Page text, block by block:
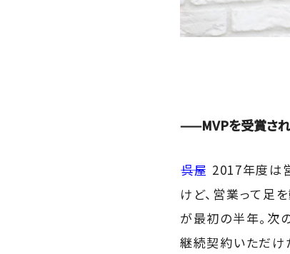
——MVPを受賞され
――呉屋 2017年度は
けど、営業って足
が最初の半年。次
継続契約いただけ